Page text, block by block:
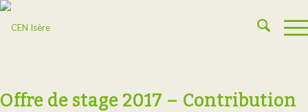
Offre de stage 2017 – Contribution